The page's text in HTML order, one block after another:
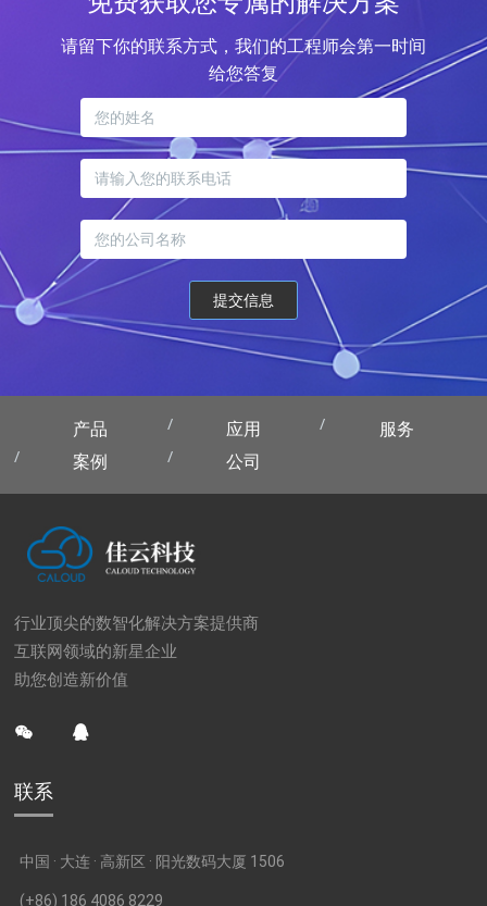
请留下你的联系方式，我们的工程师会第一时间
给您答复
提交信息
产品 应用
服务
案例
公司
行业顶尖的数智化解决方案提供商
互联网领域的新星企业
助您创造新价值
联系
中国 · 大连 · 高新区 · 阳光数码大厦 1506
(+86) 186 4086 8229